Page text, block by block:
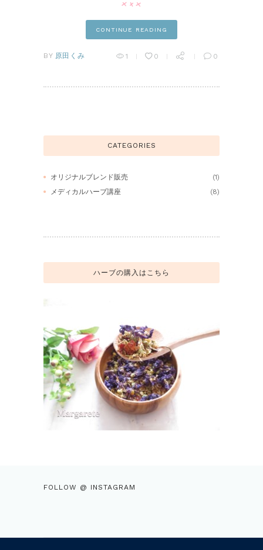
CONTINUE READING
BY 原田くみ 1 0 0
CATEGORIES
オリジナルブレンド販売
(1)
メディカルハーブ講座
(8)
ハーブの購入はこちら
FOLLOW @ INSTAGRAM